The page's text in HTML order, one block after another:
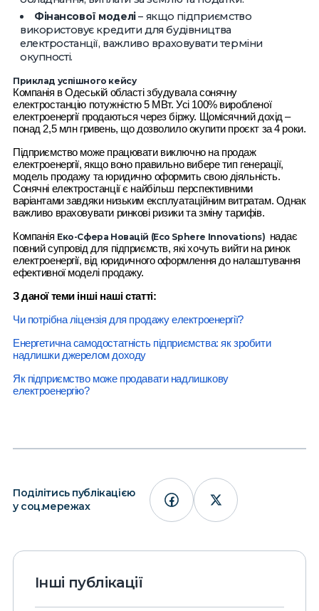
Фінансової моделі– якщо підприємство
використовує кредити для будівництва
електростанції, важливо враховувати терміни
окупності.
Приклад успішного кейсу
Компанія в Одеській області збудувала сонячну
електростанцію потужністю 5 МВт. Усі 100% виробленої
електроенергії продаються через біржу. Щомісячний дохід –
понад 2,5 млн гривень, що дозволило окупити проєкт за 4 роки.
Підприємство може працювати виключно на продаж
електроенергії, якщо воно правильно вибере тип генерації,
модель продажу та юридично оформить свою діяльність.
Сонячні електростанції є найбільш перспективними
варіантами завдяки низьким експлуатаційним витратам. Однак
важливо враховувати ринкові ризики та зміну тарифів.
Компанія Еко-Сфера Новацій (Eco Sphere Innovations) надає
повний супровід для підприємств, які хочуть вийти на ринок
електроенергії, від юридичного оформлення до налаштування
ефективної моделі продажу.
З даної теми інші наші статті:
Чи потрібна ліцензія для продажу електроенергії?
Енергетична самодостатність підприємства: як зробити
надлишки джерелом доходу
Як підприємство може продавати надлишкову
електроенергію?
Поділітись публікацією
у соц.мережах
Інші публікації